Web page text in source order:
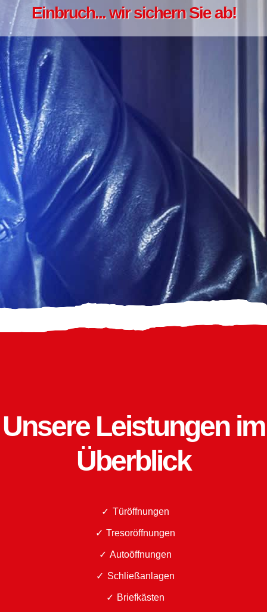
Einbruch... wir sichern Sie ab!
Unsere Leistungen im
Überblick
Türöffnungen
Tresoröffnungen
Autoöffnungen
Schließanlagen
Briefkästen